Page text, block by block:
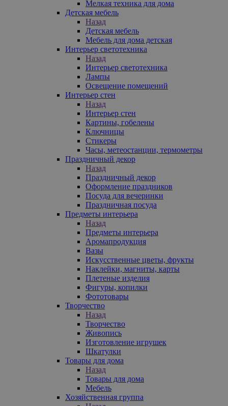
Мелкая техника для дома
Детская мебель
Назад
Детская мебель
Мебель для дома детская
Интерьер светотехника
Назад
Интерьер светотехника
Лампы
Освещение помещений
Интерьер стен
Назад
Интерьер стен
Картины, гобелены
Ключницы
Стикеры
Часы, метеостанции, термометры
Праздничный декор
Назад
Праздничный декор
Оформление праздников
Посуда для вечеринки
Праздничная посуда
Предметы интерьера
Назад
Предметы интерьера
Аромапродукция
Вазы
Искусственные цветы, фрукты
Наклейки, магниты, карты
Плетеные изделия
Фигуры, копилки
Фототовары
Творчество
Назад
Творчество
Живопись
Изготовление игрушек
Шкатулки
Товары для дома
Назад
Товары для дома
Мебель
Хозяйственная группа